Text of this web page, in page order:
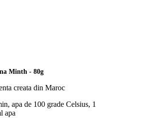
Minth - 80g
creata din Maroc
apa de 100 grade Celsius, 1
apa